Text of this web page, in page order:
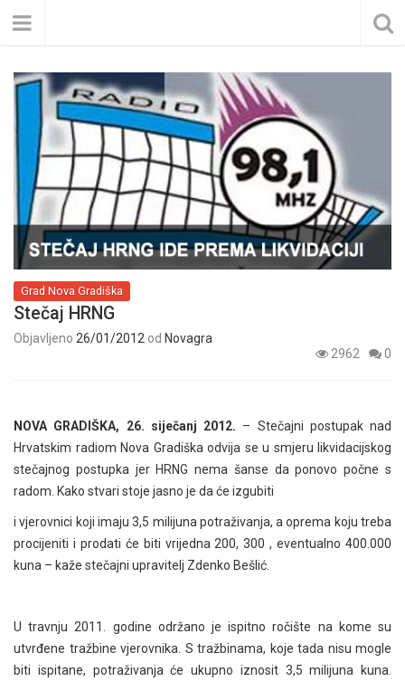
Grad Nova Gradiška
Stečaj HRNG
Objavljeno 26/01/2012 od Novagra
2962
0
NOVA GRADIŠKA, 26. siječanj 2012. – Stečajni postupak nad
Hrvatskim radiom Nova Gradiška odvija se u smjeru likvidacijskog
stečajnog postupka jer HRNG nema šanse da ponovo počne s
radom. Kako stvari stoje jasno je da će izgubiti
i vjerovnici koji imaju 3,5 milijuna potraživanja, a oprema koju treba
procijeniti i prodati će biti vrijedna 200, 300 , eventualno 400.000
kuna – kaže stečajni upravitelj Zdenko Bešlić.
U travnju 2011. godine održano je ispitno ročište na kome su
utvrđene tražbine vjerovnika. S tražbinama, koje tada nisu mogle
biti ispitane, potraživanja će ukupno iznosit 3,5 milijuna kuna.